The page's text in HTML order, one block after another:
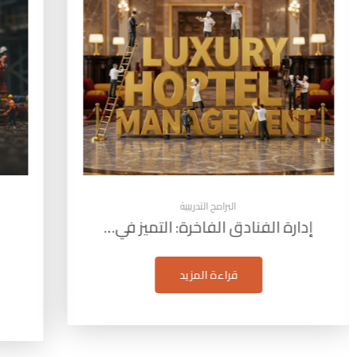
البرامج التدريبية
إدارة مشاريع البترول: التخطيط
والتنفيذ…
قراءة المزيد